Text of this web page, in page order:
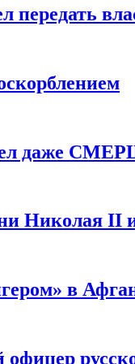
передать
даже
Николая II
в